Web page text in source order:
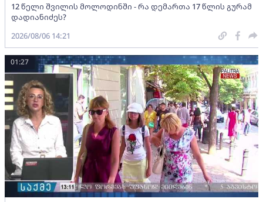
12 წელი შვილის მოლოდინში - რა დემართა 17 წლის გურამ
დადიანიძეს?
2026/08/06 14:21
01:27